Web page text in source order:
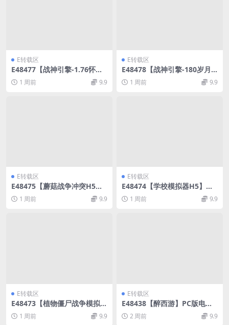
E转载区
E48477【战神引擎-1.76怀旧
月光金币】三职业白猪3.1版W
IN传奇手游服务架设端
1 周前 9.9
E转载区
E48478【战神引擎-180岁月
无限刀】三职业白猪3.1精修版
WIN传奇手游服务架设端
1 周前 9.9
E转载区
E48475【蘑菇战争冲突H5】
三网塔防游戏版WIN服务端+L
inux外网手工端
1 周前 9.9
E转载区
E48474【学校模拟器H5】三
网模拟器游戏WIN服务端+Lin
ux外网手工端
1 周前 9.9
E转载区
E48473【植物僵尸战争模拟器
H5】三网植物僵尸游戏WIN
服务端+Linux外网手工端
1 周前 9.9
E转载区
E48438【醉西游】PC版电脑
网页游戏WIN外网手工端+网
页注册+GM充值工具可单机
2 周前 9.9